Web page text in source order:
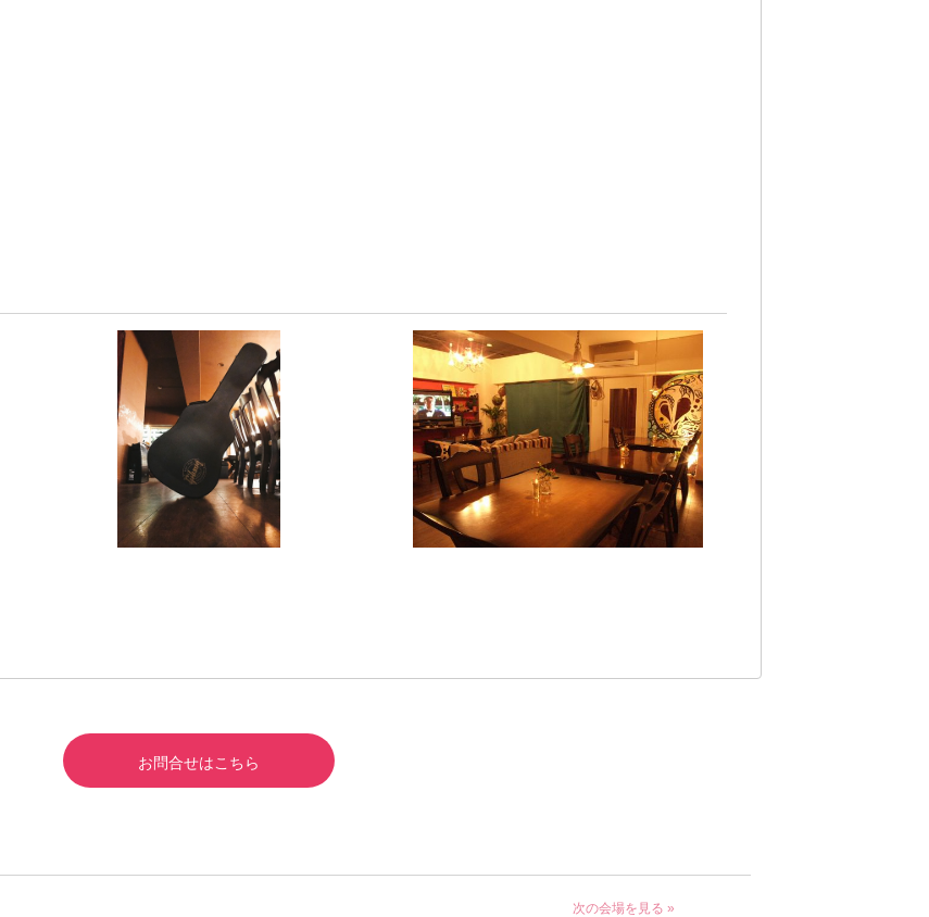
お問合せはこちら
次の会場を見る »